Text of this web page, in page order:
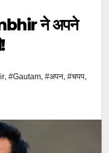
ने अपने
, #Gautam, #अपन, #चपप,